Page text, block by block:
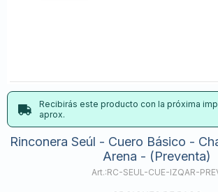
Recibirás este producto con la próxima
aprox.
Rinconera Seúl - Cuero Básico -
Arena - (Preventa)
RC-SEUL-CUE-IZQAR-